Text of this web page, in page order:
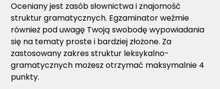
Oceniany jest zasób słownictwa i znajomość
struktur gramatycznych. Egzaminator weźmie
również pod uwagę Twoją swobodę wypowiadania
się na tematy proste i bardziej złożone. Za
zastosowany zakres struktur leksykalno-
gramatycznych możesz otrzymać maksymalnie 4
punkty.